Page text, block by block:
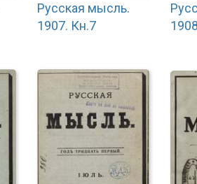
Русская мысль.
1907. Кн.7